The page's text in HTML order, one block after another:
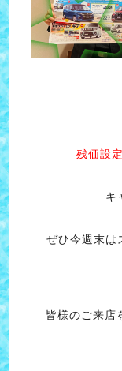
残価設
キ
ぜひ今週末は
皆様のご来店